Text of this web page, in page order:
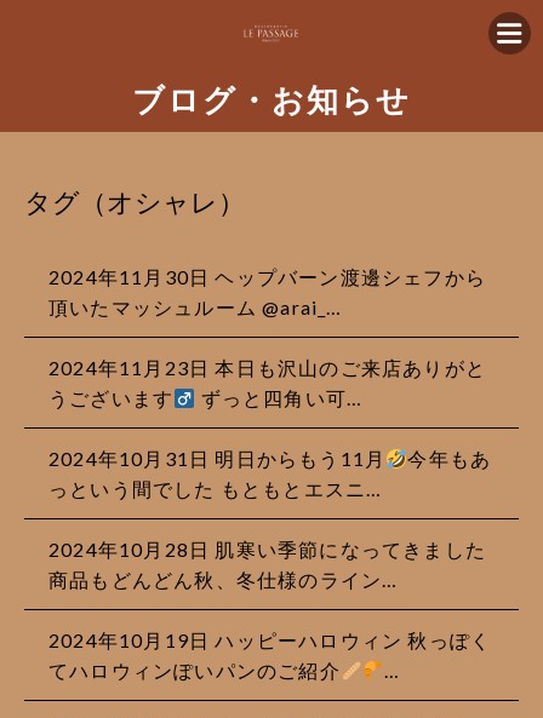
ブログ・お知らせ
タグ（オシャレ）
2024年11月30日 ヘップバーン渡邊シェフから
頂いたマッシュルーム @arai_…
2024年11月23日 本日も沢山のご来店ありがと
うございます‍
ずっと四角い可…
2024年10月31日 明日からもう11月
今年もあ
っという間でした もともとエスニ…
2024年10月28日 肌寒い季節になってきました
商品もどんどん秋、冬仕様のライン…
2024年10月19日 ハッピーハロウィン 秋っぽく
てハロウィンぽいパンのご紹介
…